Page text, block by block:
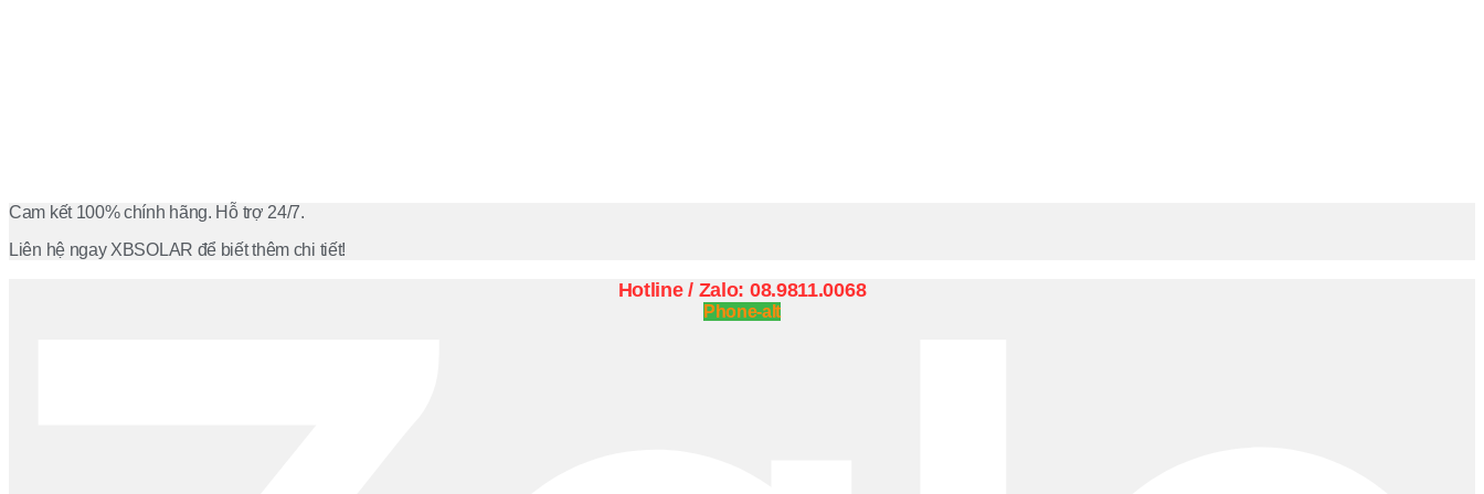
Cam kết 100% chính hãng. Hỗ trợ 24/7.
Liên hệ ngay XBSOLAR để biết thêm chi tiết!
Hotline / Zalo: 08.9811.0068
Phone-alt